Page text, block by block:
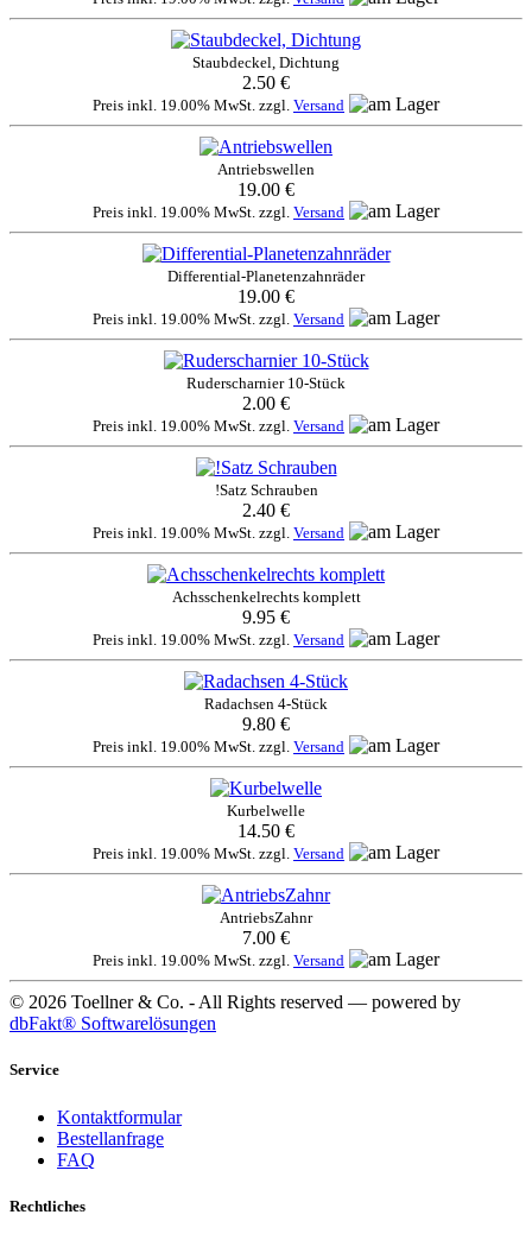
Staubdeckel, Dichtung
2.50 €
Preis inkl. 19.00% MwSt. zzgl. Versand
Antriebswellen
19.00 €
Preis inkl. 19.00% MwSt. zzgl. Versand
Differential-Planetenzahnräder
19.00 €
Preis inkl. 19.00% MwSt. zzgl. Versand
Ruderscharnier 10-Stück
2.00 €
Preis inkl. 19.00% MwSt. zzgl. Versand
!Satz Schrauben
2.40 €
Preis inkl. 19.00% MwSt. zzgl. Versand
Achsschenkelrechts komplett
9.95 €
Preis inkl. 19.00% MwSt. zzgl. Versand
Radachsen 4-Stück
9.80 €
Preis inkl. 19.00% MwSt. zzgl. Versand
Kurbelwelle
14.50 €
Preis inkl. 19.00% MwSt. zzgl. Versand
AntriebsZahnr
7.00 €
Preis inkl. 19.00% MwSt. zzgl. Versand
© 2026 Toellner & Co. - All Rights reserved — powered by
dbFakt® Softwarelösungen
Service
Kontaktformular
Bestellanfrage
FAQ
Rechtliches